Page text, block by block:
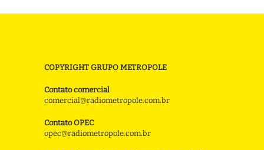
COPYRIGHT GRUPO METROPOLE
Contato comercial
comercial@radiometropole.com.br
Contato OPEC
opec@radiometropole.com.br